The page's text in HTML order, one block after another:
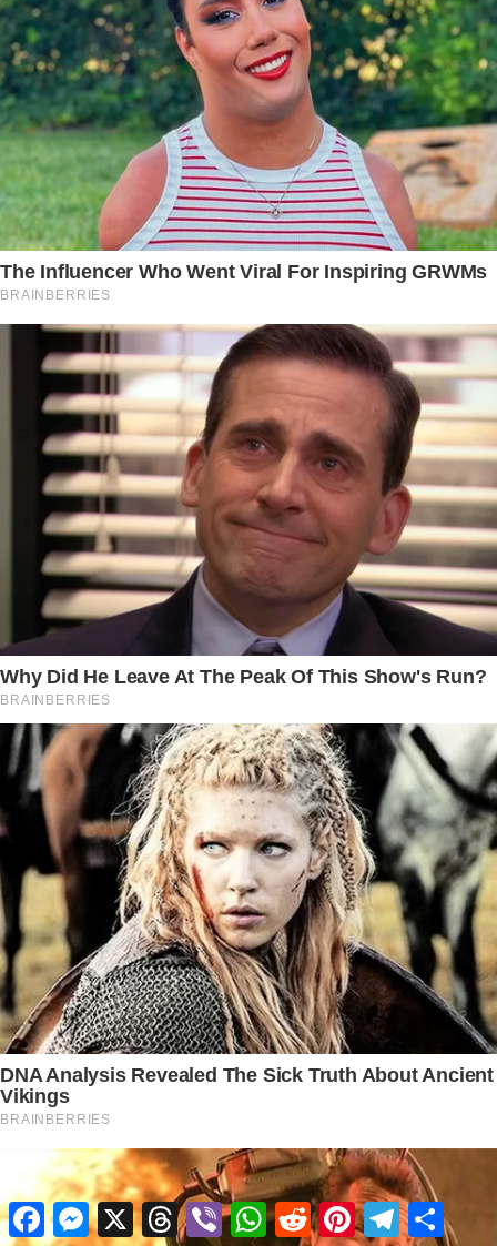
FacebookMessenger
X ThreadsViberWhatsApp
RedditPinterestTelegram